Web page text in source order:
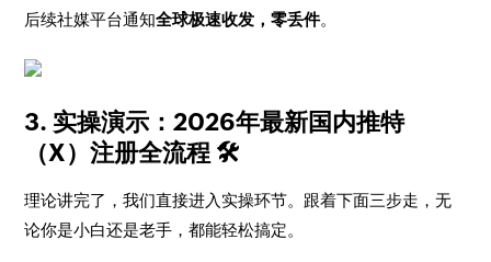
后续社媒平台通知全球极速收发，零丢件。
3. 实操演示：2026年最新国内推特
（X）注册全流程 🛠️
理论讲完了，我们直接进入实操环节。跟着下面三步走，无
论你是小白还是老手，都能轻松搞定。